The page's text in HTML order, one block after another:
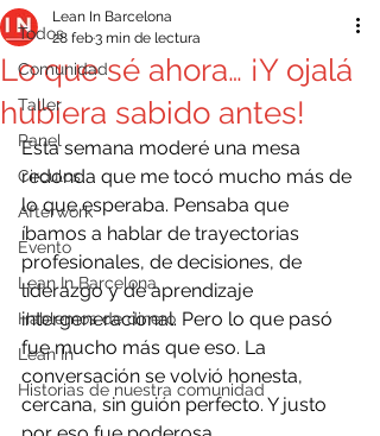
Todos
Comunidad
Taller
Panel
Circulos
Afterwork
Evento
Lean In Barcelona
Hablemos de dinero
Lean In
Historias de nuestra comunidad
Lo que sé ahora… ¡Y ojalá
hubiera sabido antes!
Lean In Barcelona
28 feb3 min de lectura
Esta semana moderé una mesa
redonda que me tocó mucho más de
lo que esperaba. Pensaba que
íbamos a hablar de trayectorias
profesionales, de decisiones, de
liderazgo y de aprendizaje
intergeneracional. Pero lo que pasó
fue mucho más que eso. La
conversación se volvió honesta,
cercana, sin guión perfecto. Y justo